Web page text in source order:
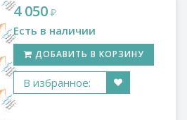
4 050 ₽
Есть в наличии
ДОБАВИТЬ В КОРЗИНУ
В избранное: